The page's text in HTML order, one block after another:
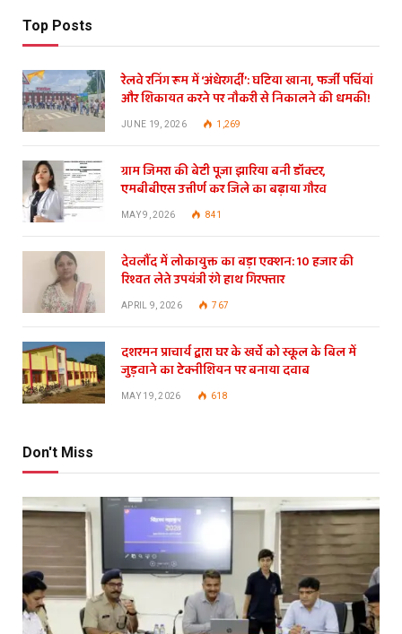
Top Posts
रेलवे रनिंग रूम में ‘अंधेरगर्दी’: घटिया खाना, फर्जी पर्चियां
और शिकायत करने पर नौकरी से निकालने की धमकी!
JUNE 19, 2026 1,269
ग्राम जिमरा की बेटी पूजा झारिया बनी डॉक्टर,
एमबीबीएस उत्तीर्ण कर जिले का बढ़ाया गौरव
MAY 9, 2026 841
देवलौंद में लोकायुक्त का बड़ा एक्शन: 10 हजार की
रिश्वत लेते उपयंत्री रंगे हाथ गिरफ्तार
APRIL 9, 2026 767
दशरमन प्राचार्य द्वारा घर के खर्चे को स्कूल के बिल में
जुड़वाने का टेक्नीशियन पर बनाया दवाब
MAY 19, 2026 618
Don't Miss